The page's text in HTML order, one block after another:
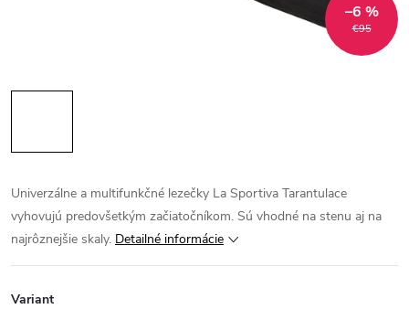
€95
–6 %
Univerzálne a multifunkčné lezečky La Sportiva Tarantulace
vyhovujú predovšetkým začiatočníkom. Sú vhodné na stenu aj na
najrôznejšie skaly. Detailné informácie
Variant